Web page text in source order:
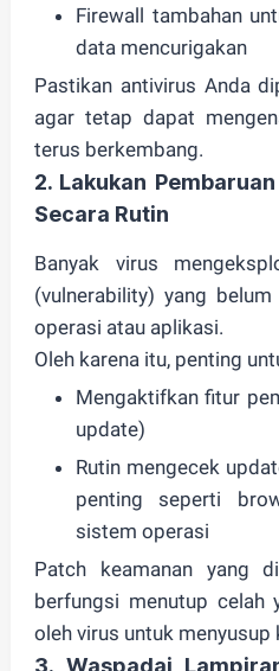
Firewall tambahan
data mencurigakan
Pastikan antivirus Anda
agar tetap dapat
terus berkembang.
2. Lakukan
Secara Rutin
Banyak virus
(vulnerability) yang
operasi atau aplikasi.
Oleh karena itu, penting
Mengaktifkanfitur
update)
Rutin mengecek
penting seperti
sistem operasi
Patch keamananyang
berfungsi menutup celah
oleh virus untuk menyusup
3. Waspadai